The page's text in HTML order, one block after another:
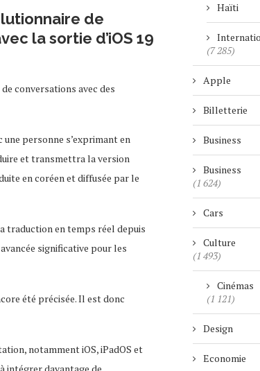
de
la sortie d’iOS 19
conversations avec des
personne s’exprimant en
et transmettra la version
en coréen et diffusée par le
traduction en temps réel depuis
significative pour les
été précisée. Il est donc
notamment iOS, iPadOS et
Haïti
(7 285)
Apple
Billetterie
Business
Business
(1 624)
Cars
Culture
(1 493)
Cinémas
(1 121)
Design
Economie